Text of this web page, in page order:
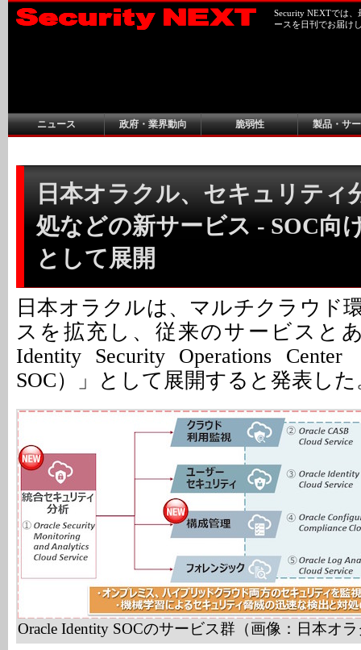
Security NEXTでは
ースを日刊でお届け
ニュース 政府・業界動向 脆弱性 製品・サ
日本オラクル、セキュリティ
処などの新サービス - SOC向
として展開
日本オラクルは、マルチクラウド
スを拡充し、従来のサービスと
Identity Security Operations
SOC）」として展開すると発表した
Oracle Identity SOCのサービス群（画像：日本オ